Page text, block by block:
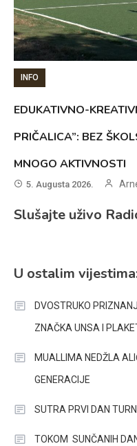
INFO
EDUKATIVNO-
PRIČALICA”: BEZ
MNOGO AKTIVNOSTI
5. Augusta 2026.
Slušajte uživo
U ostalim
DVOSTRUKO
ZNAČKA UNSA I
MUALLIMA NEDŽLA
GENERACIJE
SUTRA PRVI DAN
TOKOM SUNČANIH